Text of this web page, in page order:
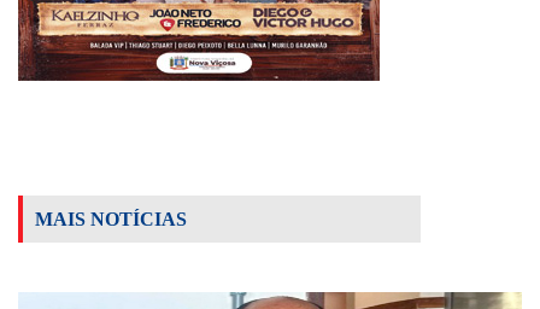
MAIS NOTÍCIAS